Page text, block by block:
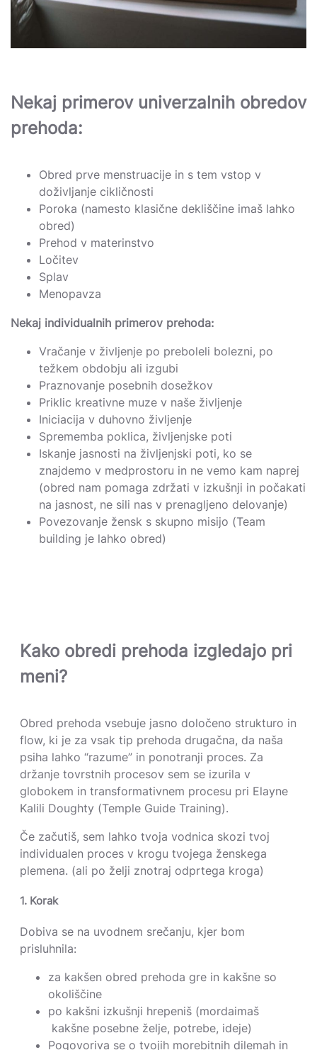
Nekaj primerov univerzalnih obredov
prehoda:
Obred prve menstruacije in s tem vstop v
doživljanje cikličnosti
Poroka (namesto klasične dekliščine imaš lahko
obred)
Prehod v materinstvo
Ločitev
Splav
Menopavza
Nekaj individualnih primerov prehoda:
Vračanje v življenje po preboleli bolezni, po
težkem obdobju ali izgubi
Praznovanje posebnih dosežkov
Priklic kreativne muze v naše življenje
Iniciacija v duhovno življenje
Sprememba poklica, življenjske poti
Iskanje jasnosti na življenjski poti, ko se
znajdemo v medprostoru in ne vemo kam naprej
(obred nam pomaga zdržati v izkušnji in počakati
na jasnost, ne sili nas v prenagljeno delovanje)
Povezovanje žensk s skupno misijo (Team
building je lahko obred)
Kako obredi prehoda izgledajo pri
meni?
Obred prehoda vsebuje jasno določeno strukturo in
flow, ki je za vsak tip prehoda drugačna, da naša
psiha lahko “razume” in ponotranji proces. Za
držanje tovrstnih procesov sem se izurila v
globokem in transformativnem procesu pri Elayne
Kalili Doughty (Temple Guide Training).
Če začutiš, sem lahko tvoja vodnica skozi tvoj
individualen proces v krogu tvojega ženskega
plemena. (ali po želji znotraj odprtega kroga)
1. Korak
Dobiva se na uvodnem srečanju, kjer bom
prisluhnila:
za kakšen obred prehoda gre in kakšne so
okoliščine
po kakšni izkušnji hrepeniš (mordaimaš
kakšne posebne želje, potrebe, ideje)
Pogovoriva se o tvojih morebitnih dilemah in